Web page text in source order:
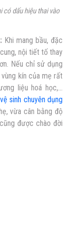
có dấu hiệu thai vào
Khi mang bầu, đặc
nội tiết tố thay
Nếu chỉ sử dụng
kín của mẹ rất
liệu hoá học,…
sinh chuyên dụng
vừa cân bằng độ
được chào đời